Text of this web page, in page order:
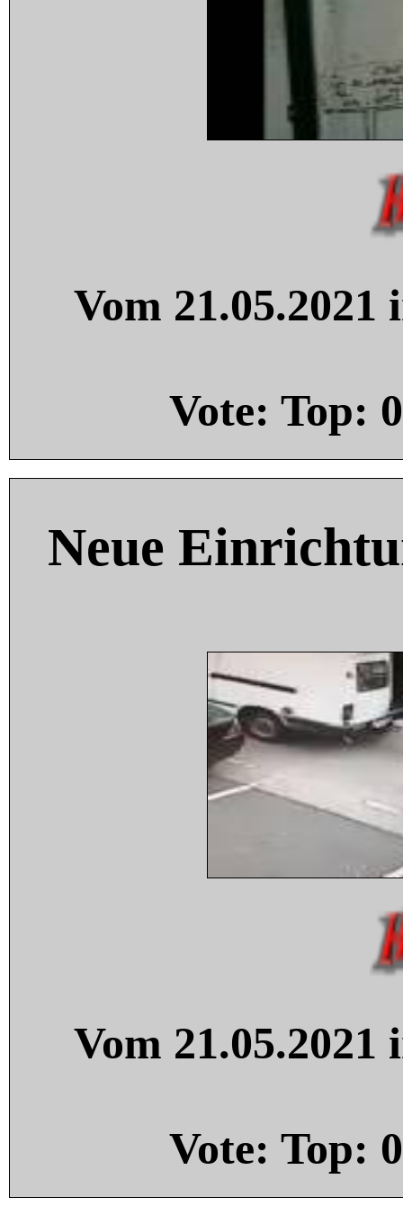
Vom
Vote: Top: 0
Neue
Vom
Vote: Top: 0